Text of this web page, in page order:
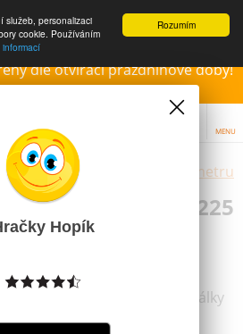
Rozumím
služeb, personalizaci
cookie. Používáním
dle otvírací prázdninové doby!
MENU
hraček dle zvoleného parametru
Motýl malý H8225
Další obrázky
Hopík